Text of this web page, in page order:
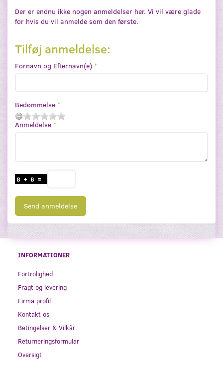
Der er endnu ikke nogen anmeldelser her. Vi vil være glade
for hvis du vil anmelde som den første.
Tilføj anmeldelse:
Fornavn og Efternavn(e)
Bedømmelse
Anmeldelse
Send anmeldelse
INFORMATIONER
Fortrolighed
Fragt og levering
Firma profil
Kontakt os
Betingelser & Vilkår
Returneringsformular
Oversigt